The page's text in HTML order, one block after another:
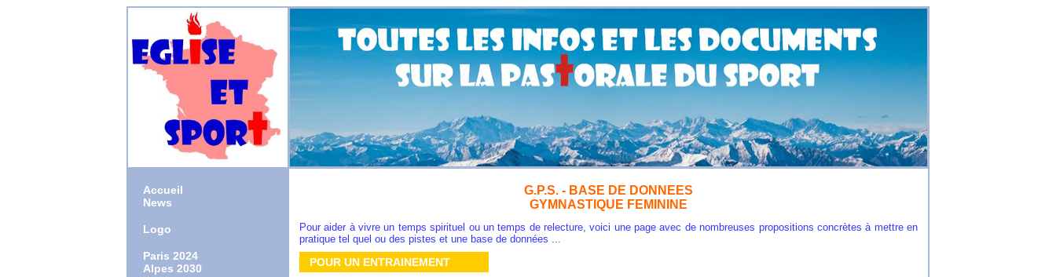
Accueil
News
Logo
Paris 2024
Alpes 2030
G.P.S. - BASE DE DONNEES
GYMNASTIQUE FEMININE
Pour aider à vivre un temps spirituel ou un temps de relecture, voici une page avec de nombreuses propositions concrètes à mettre en
pratique tel quel ou des pistes et une base de données ...
POUR UN ENTRAINEMENT